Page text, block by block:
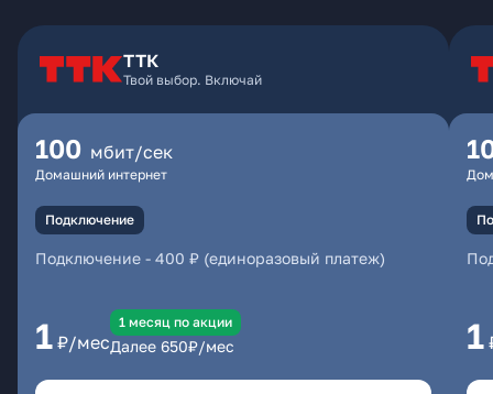
ТТК
Твой выбор. Включай
100 мбит/сек
Домашний интернет
Подключение
Подключение - 400 ₽ (единоразовый платеж)
1 ₽/мес
1 месяц по акции
Далее 650₽/мес 1